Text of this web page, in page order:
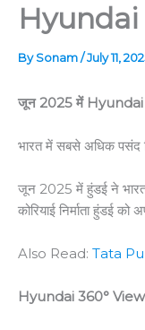
Hyundai
BySonam/July 11,
जून 2025 में Hyundai की
भारत में सबसे अधिक पसंद
जून 2025 में हुंडई ने भारत
कोरियाई निर्माता हुंडई
Also Read: Tata
Hyundai 360° View